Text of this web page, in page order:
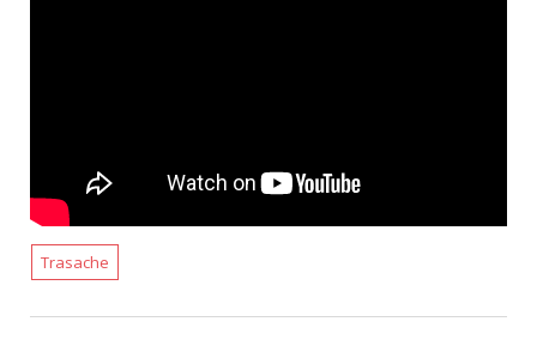
Trasache